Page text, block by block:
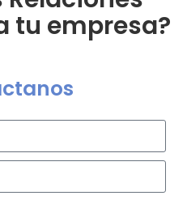
tu empresa?